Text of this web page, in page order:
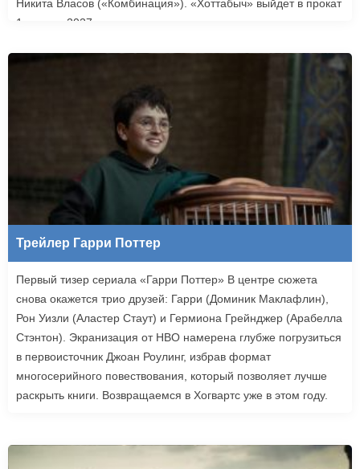
Никита Власов («Комбинация»). «Хоттабыч» выйдет в прокат
1 января 2027 года.
Трейлер Гарри Поттер
Первый тизер сериала «Гарри Поттер» В центре сюжета
снова окажется трио друзей: Гарри (Доминик Маклафлин),
Рон Уизли (Аластер Стаут) и Гермиона Грейнджер (Арабелла
Стэнтон). Экранизация от HBO намерена глубже погрузиться
в первоисточник Джоан Роулинг, избрав формат
многосерийного повествования, который позволяет лучше
раскрыть книги. Возвращаемся в Хогвартс уже в этом году.